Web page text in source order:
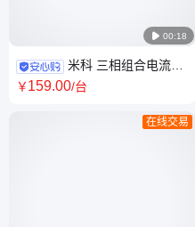
 00:18
米科 三相组合电流变
送器 电压变送器 800v 铁路信
￥159.00/台
在线交易